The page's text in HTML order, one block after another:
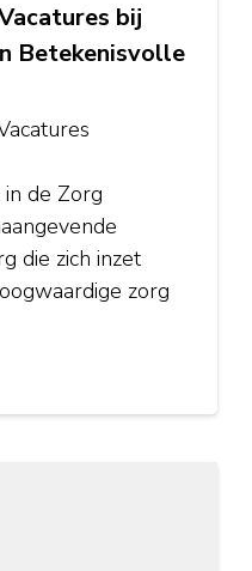
bij
Betekenisvolle
de Zorg
die zich inzet
zorg